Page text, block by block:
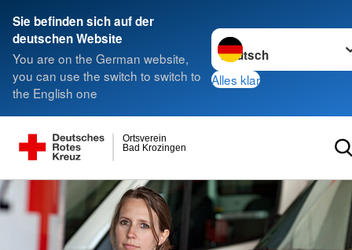
Sie befinden sich auf der
deutschen Website
You are on the German website,
you can use the switch to switch to
the English one
Sprache wechseln zu
Alles klar
Bad Krozingen
Ortsverein